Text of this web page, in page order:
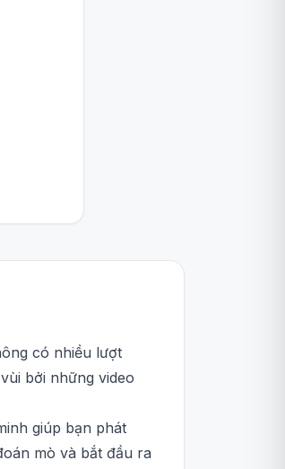
có nhiều lượt
bởi những video
giúp bạn phát
mò và bắt đầu ra